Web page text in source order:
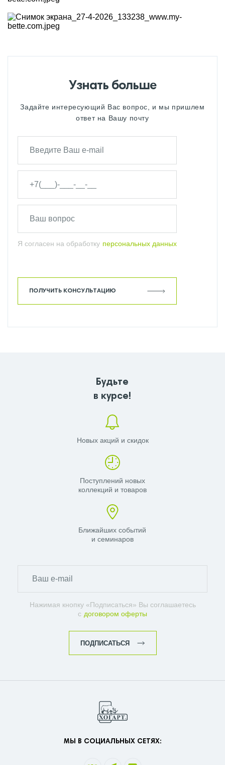
Узнать больше
Задайте интересующий Вас вопрос, и мы пришлем
ответ на Вашу почту
Я согласен на обработку персональных данных
ПОЛУЧИТЬ КОНСУЛЬТАЦИЮ
Будьте
в курсе!
Новых акций и скидок
Поступлений новых
коллекций и товаров
Ближайших событий
и семинаров
Нажимая кнопку «Подписаться» Вы соглашаетесь
с договором оферты
ПОДПИСАТЬСЯ
МЫ В СОЦИАЛЬНЫХ СЕТЯХ: